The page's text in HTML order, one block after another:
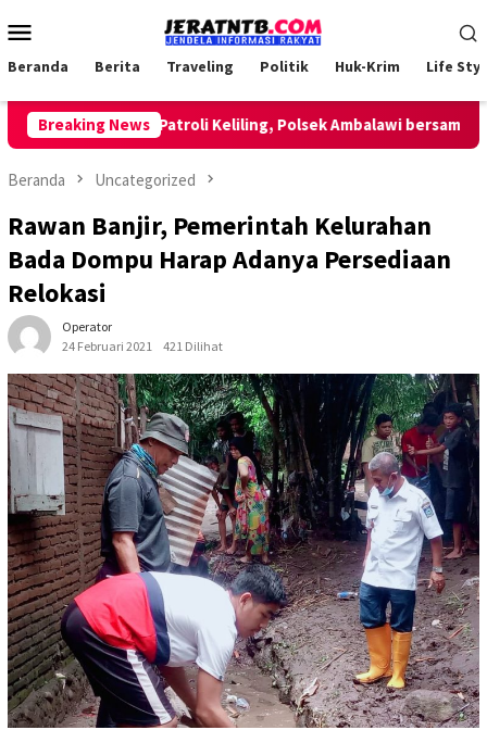
ke
Mobile
Beranda Berita Traveling Politik Huk-Krim Life
Breaking News
Lakukan Patroli Keliling, Polsek Ambalawi bersama TNI
Beranda Uncategorized
Rawan Banjir, Pemerintah Kelurahan
Bada Dompu Harap Adanya Persediaan
Relokasi
Operator
24 Februari 2021
421 Dilihat